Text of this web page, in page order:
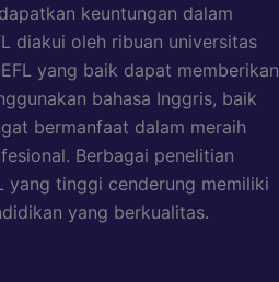
keuntungan dalam
diakui oleh ribuan universitas
yang baik dapat memberikan
bahasa Inggris, baik
bermanfaat dalam meraih
Berbagai penelitian
yang tinggi cenderung memiliki
yang berkualitas.